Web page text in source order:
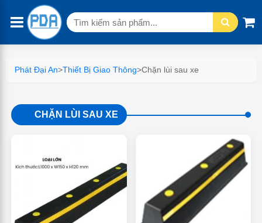
Tìm
Phát Đại An>Thiết Bị Giao Thông>Chặn lùi sau xe
CHẶN LÙI SAU XE